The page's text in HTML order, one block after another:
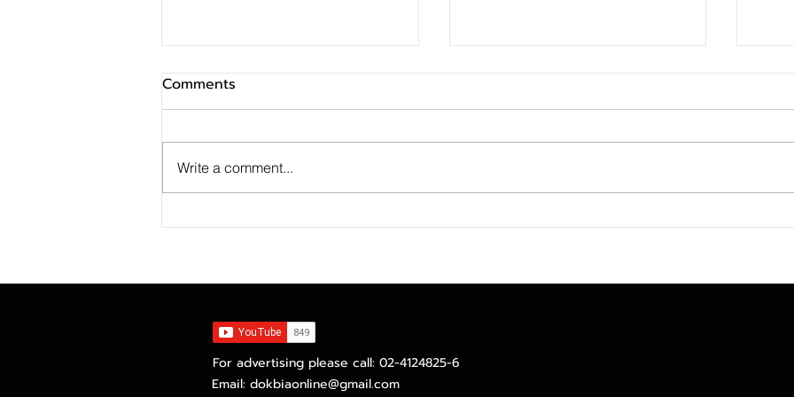
ไทยยูเนี่ยนปลื้ม GPM ไตรมาส
D/E ปรับตัวลดลง ตอกย้ำ
สถานะการเงินแข็งแกร่ง
CIMB THAI เปิดมุมมองลงทุน
บลจ
Comments
Write a comment...
For advertising please call: 02-4124825-6
Email: dokbiaonline@gmail.com